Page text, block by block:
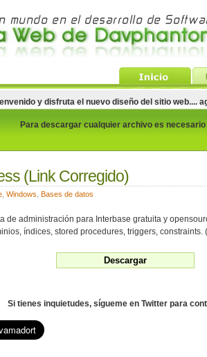
y disfruta el nuevo diseño del sitio web....
Para descargar cualquier archivo es
(Link Corregido)
, Windows Bases de datos
de administración para Interbase gratuita y
índices, stored procedures, triggers, constraints.
Si tienes inquietudes, sígueme en Twitter para